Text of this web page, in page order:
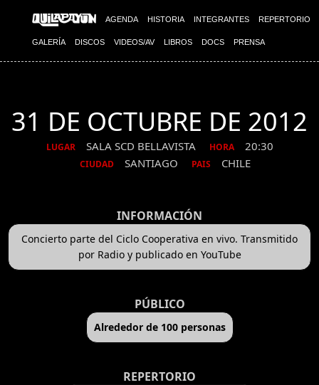
AGENDA HISTORIA INTEGRANTES REPERTORIO
GALERÍA DISCOS VIDEOS/AV LIBROS DOCS PRENSA
31 DE OCTUBRE DE 2012
LUGAR SALA SCD BELLAVISTA HORA 20:30
CIUDAD SANTIAGO PAIS CHILE
INFORMACIÓN
Concierto parte del Ciclo Cooperativa en vivo. Transmitido
por Radio y publicado en YouTube
PÚBLICO
Alrededor de 100 personas
REPERTORIO